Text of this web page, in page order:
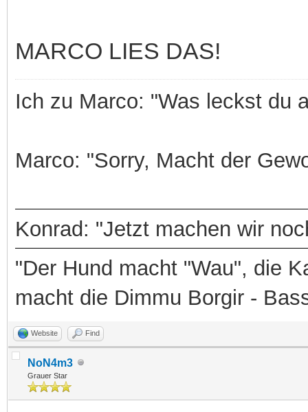
MARCO LIES DAS!
Ich zu Marco: "Was leckst du
Marco: "Sorry, Macht der
Konrad: "Jetzt machen wir
"Der Hund macht "Wau", die
macht die Dimmu Borgir -
Website Find
NoN4m3
Grauer Star